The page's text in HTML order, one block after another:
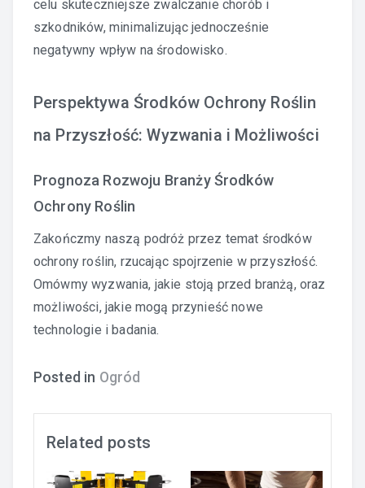
celu skuteczniejsze zwalczanie chorób i
szkodników, minimalizując jednocześnie
negatywny wpływ na środowisko.
Perspektywa Środków Ochrony Roślin
na Przyszłość: Wyzwania i Możliwości
Prognoza Rozwoju Branży Środków
Ochrony Roślin
Zakończmy naszą podróż przez temat środków
ochrony roślin, rzucając spojrzenie w przyszłość.
Omówmy wyzwania, jakie stoją przed branżą, oraz
możliwości, jakie mogą przynieść nowe
technologie i badania.
Posted in Ogród
Related posts